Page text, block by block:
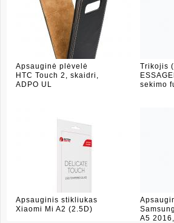
Apsauginė plėvelė
HTC Touch 2, skaidri,
ADPO UL
Trikojis
sekimo
Apsauginis stikliukas
Xiaomi Mi A2 (2.5D)
A5 2016,